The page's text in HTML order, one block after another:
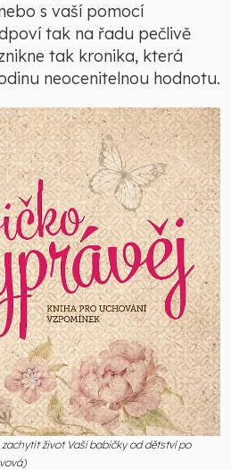
s vaší pomocí
tak na řadu pečlivě
tak kronika, která
neocenitelnou hodnotu.
život Vaší babičky od dětství po